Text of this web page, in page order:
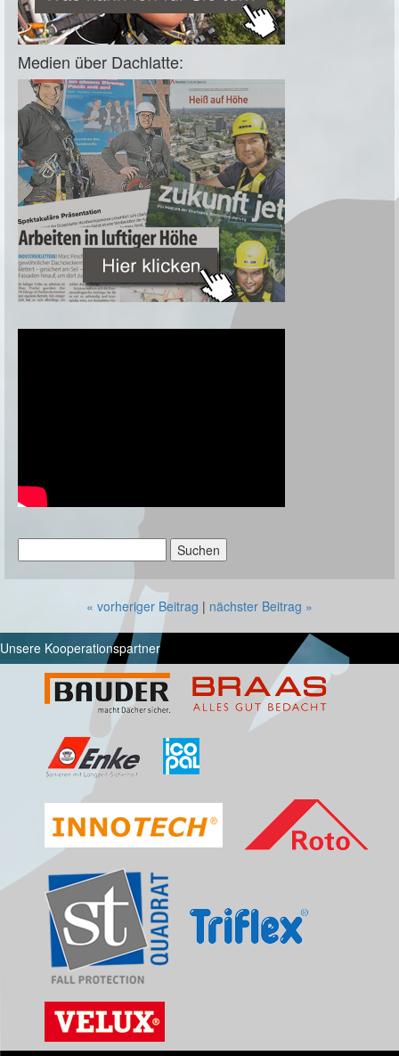
Medien über Dachlatte:
nach:
« vorheriger Beitrag | nächster Beitrag »
Unsere Kooperationspartner